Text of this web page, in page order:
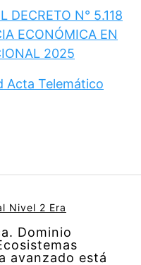
DECRETO N° 5.118
ECONÓMICA EN
2025
Acta Telemático
Nivel 2 Era
Dominio
avanzado está